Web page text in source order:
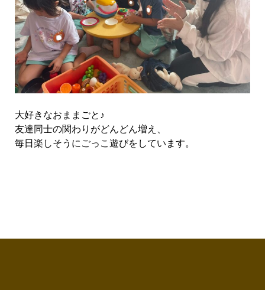
大好きなおままごと♪
友達同士の関わりがどんどん増え、
毎日楽しそうにごっこ遊びをしています。